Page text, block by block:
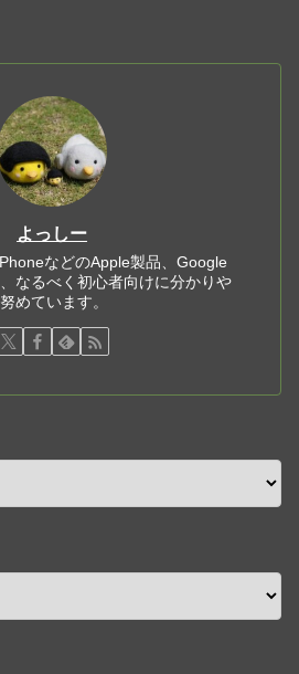
よっしー
などのApple製品、Google
なるべく初心者向けに分かりや
めています。